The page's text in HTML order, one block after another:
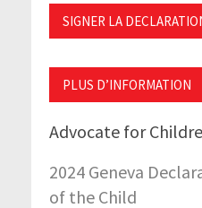
SIGNER LA
PLUS D’INFORMATION
Advocate for
2024 Geneva
of the Child